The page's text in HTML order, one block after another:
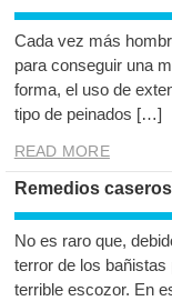
Cada vez más
para conseguir una
forma, el uso de
tipo de peinados […]
READ MORE
Remedios
No es raro que,
terror de los
terrible escozor. En